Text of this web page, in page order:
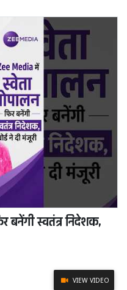
बनेंगी स्वतंत्र निदेशक,
VIEW VIDEO